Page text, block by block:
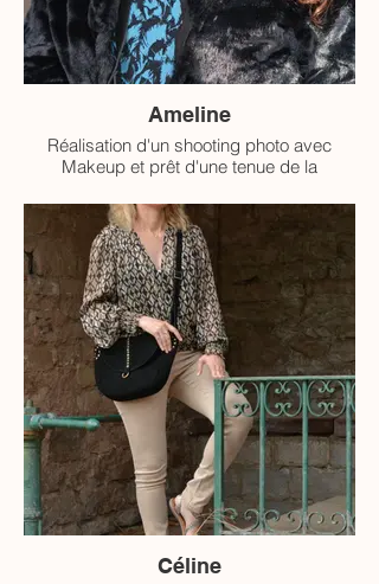
Ameline
Réalisation d'un shooting photo avec
Makeup et prêt d'une tenue de la
Céline